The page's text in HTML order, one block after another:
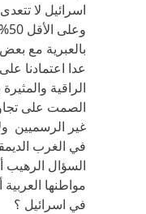
بالعبرية مع
عدا اعتمادنا على
الراقية
الصمت على
غير الرسميين
في الغرب
السؤال الرهيب
مواطنها
في اسرائيل ؟